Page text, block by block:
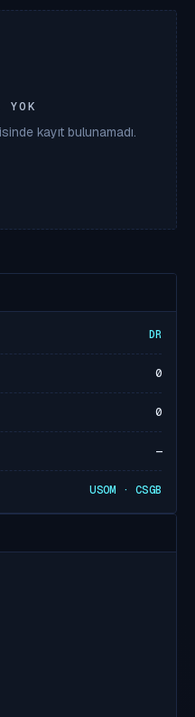
YOK
kayıt bulunamadı.
DR
0
0
—
USOM · CSGB